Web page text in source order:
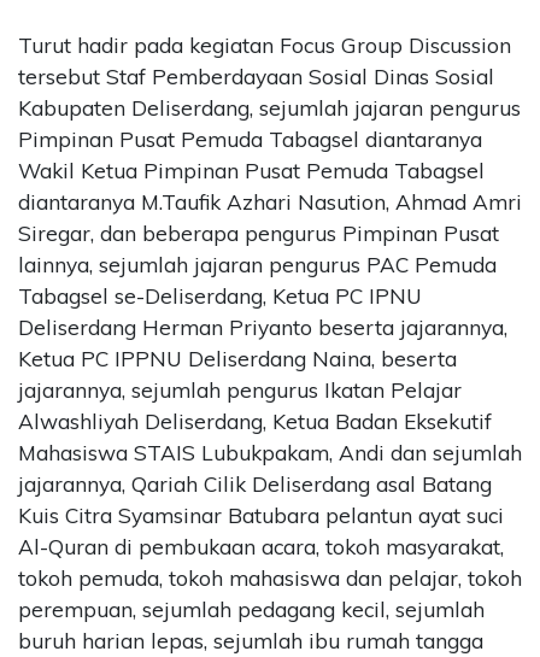
Turut hadir pada kegiatan Focus Group Discussion
tersebut Staf Pemberdayaan Sosial Dinas Sosial
Kabupaten Deliserdang, sejumlah jajaran pengurus
Pimpinan Pusat Pemuda Tabagsel diantaranya
Wakil Ketua Pimpinan Pusat Pemuda Tabagsel
diantaranya M.Taufik Azhari Nasution, Ahmad Amri
Siregar, dan beberapa pengurus Pimpinan Pusat
lainnya, sejumlah jajaran pengurus PAC Pemuda
Tabagsel se-Deliserdang, Ketua PC IPNU
Deliserdang Herman Priyanto beserta jajarannya,
Ketua PC IPPNU Deliserdang Naina, beserta
jajarannya, sejumlah pengurus Ikatan Pelajar
Alwashliyah Deliserdang, Ketua Badan Eksekutif
Mahasiswa STAIS Lubukpakam, Andi dan sejumlah
jajarannya, Qariah Cilik Deliserdang asal Batang
Kuis Citra Syamsinar Batubara pelantun ayat suci
Al-Quran di pembukaan acara, tokoh masyarakat,
tokoh pemuda, tokoh mahasiswa dan pelajar, tokoh
perempuan, sejumlah pedagang kecil, sejumlah
buruh harian lepas, sejumlah ibu rumah tangga